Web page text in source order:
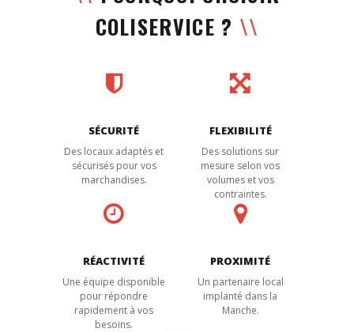
COLISERVICE ? \\
SÉCURITÉ
Des locaux adaptés et
sécurisés pour vos
marchandises.
FLEXIBILITÉ
Des solutions sur
mesure selon vos
volumes et vos
contraintes.
RÉACTIVITÉ
Une équipe disponible
pour répondre
rapidement à vos
besoins.
PROXIMITÉ
Un partenaire local
implanté dans la
Manche.